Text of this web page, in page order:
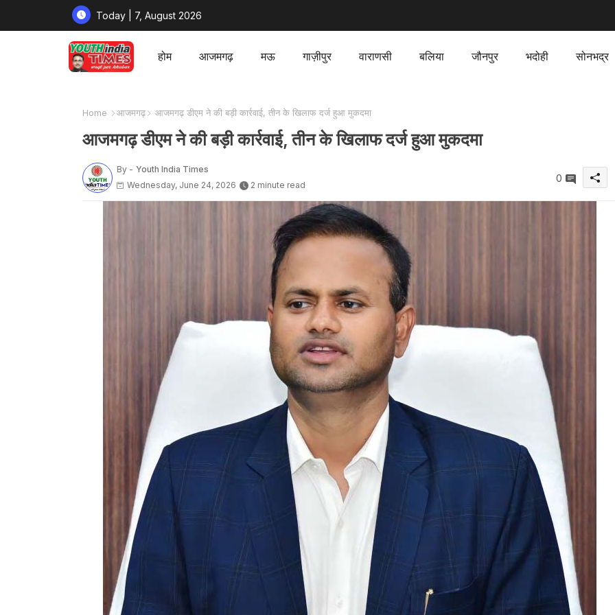
Today | 7, August 2026
होम आजमगढ़ मऊ गाज़ीपुर वाराणसी बलिया जौनपुर भदोही सोनभद्र
Home आजमगढ़ आजमगढ़ डीएम ने की बड़ी कार्रवाई, तीन के खिलाफ दर्ज हुआ मुकदमा
आजमगढ़ डीएम ने की बड़ी कार्रवाई, तीन के खिलाफ दर्ज हुआ मुकदमा
By - Youth India Times
Wednesday, June 24, 2026
2 minute read
0